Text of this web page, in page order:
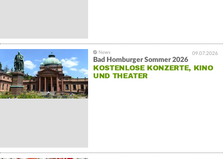
09.07.2026
Bad Homburger Sommer 2026
KOSTENLOSE KONZERTE, KINO
UND THEATER